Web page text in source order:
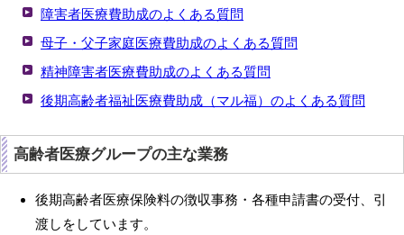
障害者医療費助成のよくある質問
母子・父子家庭医療費助成のよくある質問
精神障害者医療費助成のよくある質問
後期高齢者福祉医療費助成（マル福）のよくある質問
高齢者医療グループの主な業務
後期高齢者医療保険料の徴収事務・各種申請書の受付、引
渡しをしています。